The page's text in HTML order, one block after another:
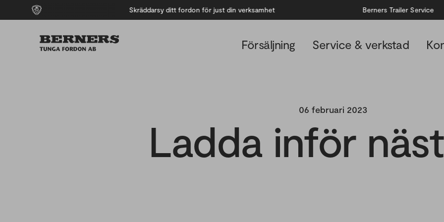
Skräddarsy ditt fordon för just din verksamhet Berners Trailer Service
Försäljning Service & verkstad
06 februari 2023
Ladda inför